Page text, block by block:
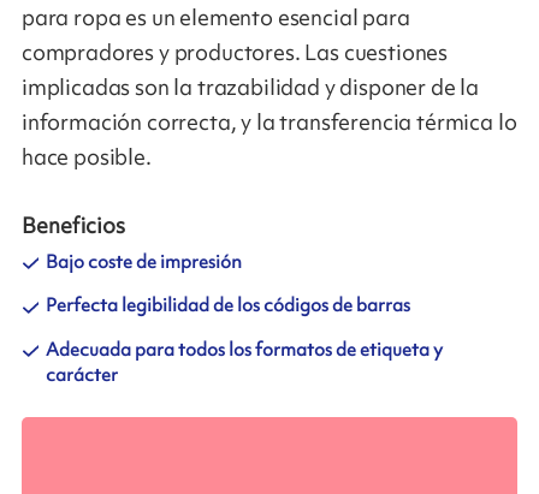
para ropa es un elemento esencial para
compradores y productores. Las cuestiones
implicadas son la trazabilidad y disponer de la
información correcta, y la transferencia térmica lo
hace posible.
Beneficios
Bajo coste de impresión
Perfecta legibilidad de los códigos de barras
Adecuada para todos los formatos de etiqueta y
carácter